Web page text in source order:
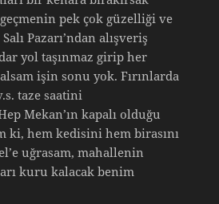
pek çok güzelliği ve
Pazarı’ndan alışveriş
yol taşınmaz girip her
işin sonu yok. Fırınlarda
taze saatini
Mekan’ın kapalı olduğu
ki, hem kedisini hem birasını
uğrasam, mahallenin
kuru kalacak benim